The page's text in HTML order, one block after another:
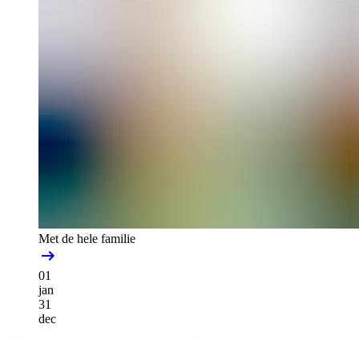
Met de hele familie
01
jan
31
dec